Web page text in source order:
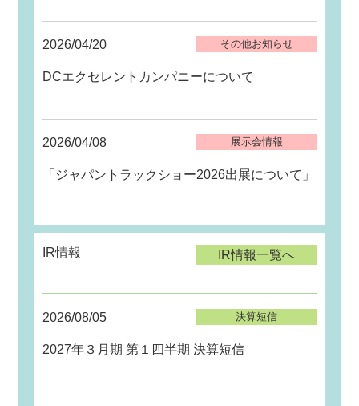
2026/04/20 その他お知らせ
DCエクセレントカンパニーについて
2026/04/08 展示会情報
「ジャパントラックショー2026出展について」
IR情報 IR情報一覧へ
2026/08/05 決算短信
2027年３月期 第１四半期 決算短信